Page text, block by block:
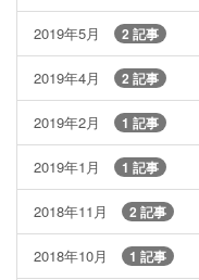
2019年5月 2 記事
2019年4月 2 記事
2019年2月 1 記事
2019年1月 1 記事
2018年11月 2 記事
2018年10月 1 記事